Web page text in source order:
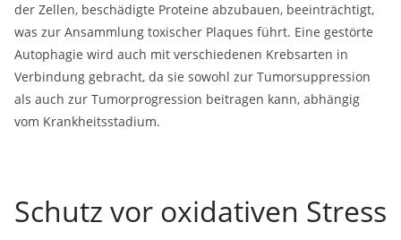
der Zellen, beschädigte Proteine abzubauen, beeinträchtigt,
was zur Ansammlung toxischer Plaques führt. Eine gestörte
Autophagie wird auch mit verschiedenen Krebsarten in
Verbindung gebracht, da sie sowohl zur Tumorsuppression
als auch zur Tumorprogression beitragen kann, abhängig
vom Krankheitsstadium.
Schutz vor oxidativen Stress